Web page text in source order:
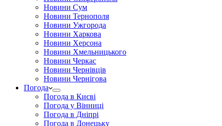
Новини Сум
Новини Тернополя
Новини Ужгорода
Новини Харкова
Новини Херсона
Новини Хмельницького
Новини Черкас
Новини Чернівців
Новини Чернігова
Погода
Погода в Києві
Погода у Вінниці
Погода в Дніпрі
Погода в Донецьку